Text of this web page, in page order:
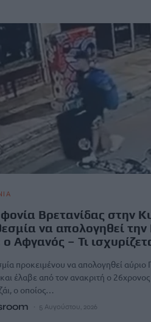
Βρετανίδας στην
να απολογηθεί
Αφγανός – Τι
προκειμένου να απολογηθεί αύριο
έλαβε από τον ανακριτή ο
ο οποίος…
5 Αυγούστου, 2026